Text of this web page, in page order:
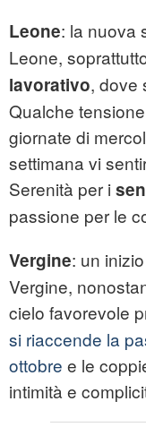
Leone: la nuova
Leone,
lavorativo, dove
Qualche
giornate di
settimana vi
Serenità per i
passione per le
Vergine: un
Vergine,
cielo favorevole
si riaccende la
ottobre e le
intimità e